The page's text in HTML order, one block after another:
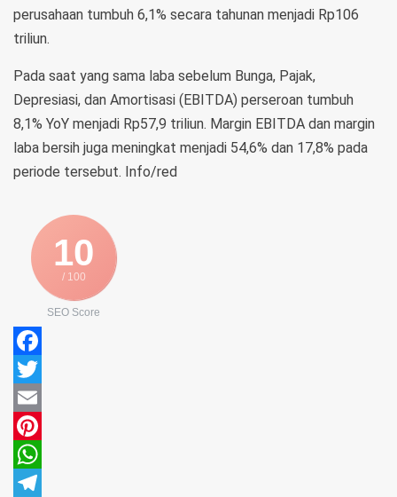
perusahaan tumbuh 6,1% secara tahunan menjadi Rp106
triliun.
Pada saat yang sama laba sebelum Bunga, Pajak,
Depresiasi, dan Amortisasi (EBITDA) perseroan tumbuh
8,1% YoY menjadi Rp57,9 triliun. Margin EBITDA dan margin
laba bersih juga meningkat menjadi 54,6% dan 17,8% pada
periode tersebut. Info/red
10
/ 100
SEO Score
Facebook
Twitter
Email
Pinterest
WhatsApp